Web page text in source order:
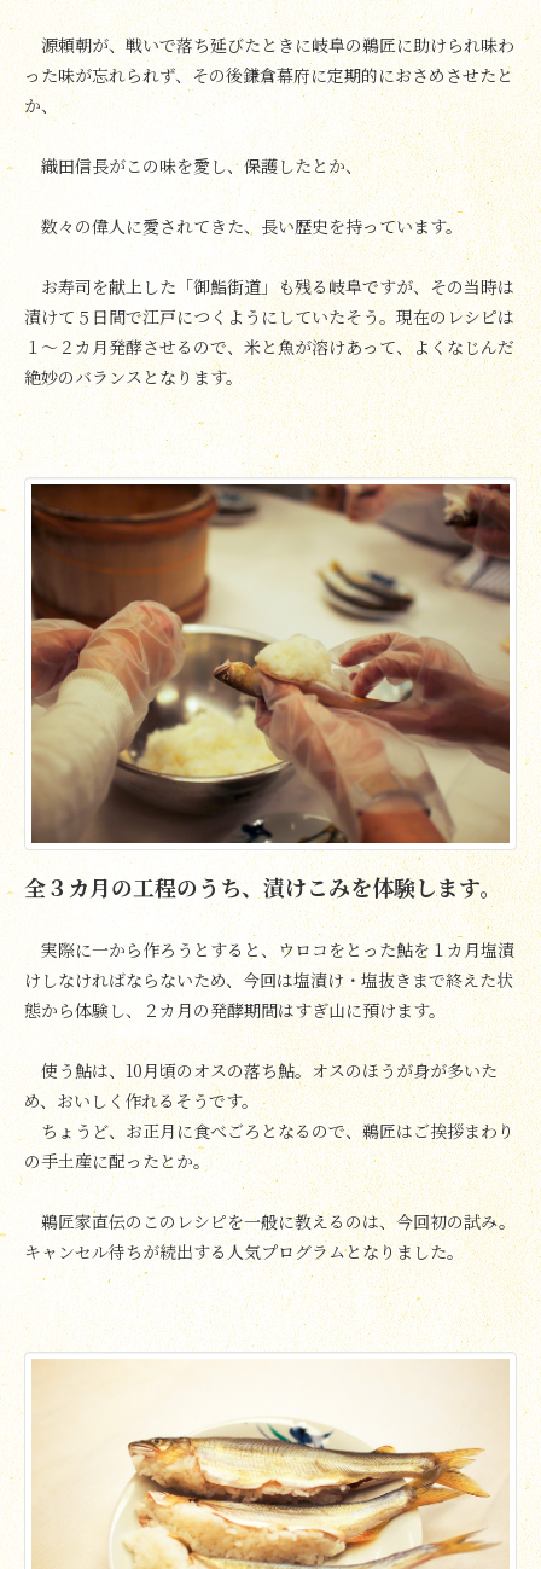
源頼朝が、戦いで落ち延びたときに岐阜の鵜匠に助けられ味わ
った味が忘れられず、その後鎌倉幕府に定期的におさめさせたと
か、
織田信長がこの味を愛し、保護したとか、
数々の偉人に愛されてきた、長い歴史を持っています。
お寿司を献上した「御鮨街道」も残る岐阜ですが、その当時は
漬けて５日間で江戸につくようにしていたそう。現在のレシピは
１～２カ月発酵させるので、米と魚が溶けあって、よくなじんだ
絶妙のバランスとなります。
全３カ月の工程のうち、漬けこみを体験します。
実際に一から作ろうとすると、ウロコをとった鮎を１カ月塩漬
けしなければならないため、今回は塩漬け・塩抜きまで終えた状
態から体験し、２カ月の発酵期間はすぎ山に預けます。
使う鮎は、10月頃のオスの落ち鮎。オスのほうが身が多いた
め、おいしく作れるそうです。
ちょうど、お正月に食べごろとなるので、鵜匠はご挨拶まわり
の手土産に配ったとか。
鵜匠家直伝のこのレシピを一般に教えるのは、今回初の試み。
キャンセル待ちが続出する人気プログラムとなりました。